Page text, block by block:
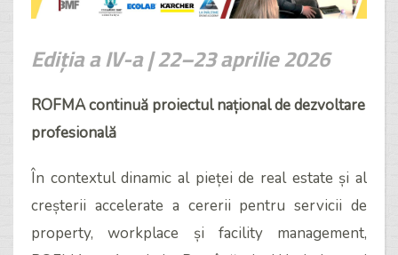
Ediția a IV-a | 22–23 aprilie 2026
ROFMA continuă proiectul național de dezvoltare
profesională
În contextul dinamic al pieței de real estate și al
creșterii accelerate a cererii pentru servicii de
property, workplace și facility management,